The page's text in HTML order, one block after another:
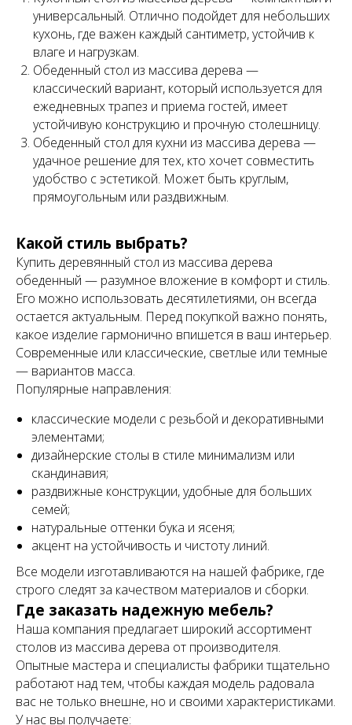
универсальный. Отлично подойдет для небольших
кухонь, где важен каждый сантиметр, устойчив к
влаге и нагрузкам.
Обеденный стол из массива дерева —
классический вариант, который используется для
ежедневных трапез и приема гостей, имеет
устойчивую конструкцию и прочную столешницу.
Обеденный стол для кухни из массива дерева —
удачное решение для тех, кто хочет совместить
удобство с эстетикой. Может быть круглым,
прямоугольным или раздвижным.
Какой стиль выбрать?
Купить деревянный стол из массива дерева
обеденный — разумное вложение в комфорт и стиль.
Его можно использовать десятилетиями, он всегда
остается актуальным. Перед покупкой важно понять,
какое изделие гармонично впишется в ваш интерьер.
Современные или классические, светлые или темные
— вариантов масса.
Популярные направления:
классические модели с резьбой и декоративными
элементами;
дизайнерские столы в стиле минимализм или
скандинавия;
раздвижные конструкции, удобные для больших
семей;
натуральные оттенки бука и ясеня;
акцент на устойчивость и чистоту линий.
Все модели изготавливаются на нашей фабрике, где
строго следят за качеством материалов и сборки.
Где заказать надежную мебель?
Наша компания предлагает широкий ассортимент
столов из массива дерева от производителя.
Опытные мастера и специалисты фабрики тщательно
работают над тем, чтобы каждая модель радовала
вас не только внешне, но и своими характеристиками.
У нас вы получаете: